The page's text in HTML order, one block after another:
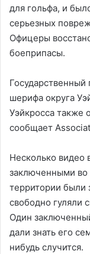
для гольфа, и
серьезных
Офицеры
боеприпасы.
шерифа округа
Уэйкросса также
сообщает
Несколько видео
заключенными во
территории
свободно гуляли
Один
дали знать его
нибудь случится.